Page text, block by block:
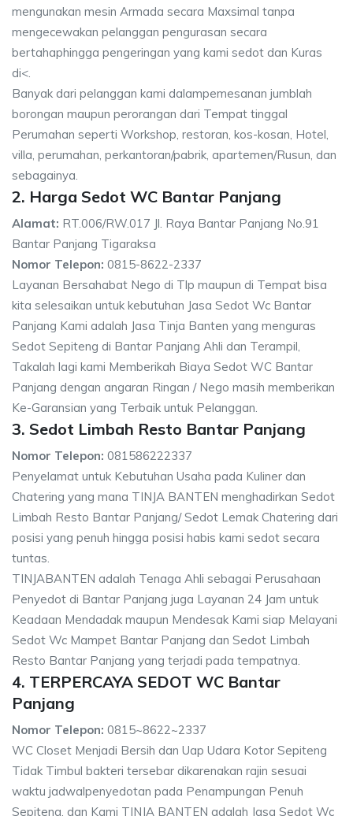
mengunakan mesin Armada secara Maxsimal tanpa
mengecewakan pelanggan pengurasan secara
bertahaphingga pengeringan yang kami sedot dan Kuras
di<.
Banyak dari pelanggan kami dalampemesanan jumblah
borongan maupun perorangan dari Tempat tinggal
Perumahan seperti Workshop, restoran, kos-kosan, Hotel,
villa, perumahan, perkantoran/pabrik, apartemen/Rusun, dan
sebagainya.
2. Harga Sedot WC Bantar Panjang
Alamat: RT.006/RW.017 Jl. Raya Bantar Panjang No.91
Bantar Panjang Tigaraksa
Nomor Telepon: 0815-8622-2337
Layanan Bersahabat Nego di Tlp maupun di Tempat bisa
kita selesaikan untuk kebutuhan Jasa Sedot Wc Bantar
Panjang Kami adalah Jasa Tinja Banten yang menguras
Sedot Sepiteng di Bantar Panjang Ahli dan Terampil,
Takalah lagi kami Memberikah Biaya Sedot WC Bantar
Panjang dengan angaran Ringan / Nego masih memberikan
Ke-Garansian yang Terbaik untuk Pelanggan.
3. Sedot Limbah Resto Bantar Panjang
Nomor Telepon: 081586222337
Penyelamat untuk Kebutuhan Usaha pada Kuliner dan
Chatering yang mana TINJA BANTEN menghadirkan Sedot
Limbah Resto Bantar Panjang/ Sedot Lemak Chatering dari
posisi yang penuh hingga posisi habis kami sedot secara
tuntas.
TINJABANTEN adalah Tenaga Ahli sebagai Perusahaan
Penyedot di Bantar Panjang juga Layanan 24 Jam untuk
Keadaan Mendadak maupun Mendesak Kami siap Melayani
Sedot Wc Mampet Bantar Panjang dan Sedot Limbah
Resto Bantar Panjang yang terjadi pada tempatnya.
4. TERPERCAYA SEDOT WC Bantar
Panjang
Nomor Telepon: 0815~8622~2337
WC Closet Menjadi Bersih dan Uap Udara Kotor Sepiteng
Tidak Timbul bakteri tersebar dikarenakan rajin sesuai
waktu jadwalpenyedotan pada Penampungan Penuh
Sepiteng, dan Kami TINJA BANTEN adalah Jasa Sedot Wc